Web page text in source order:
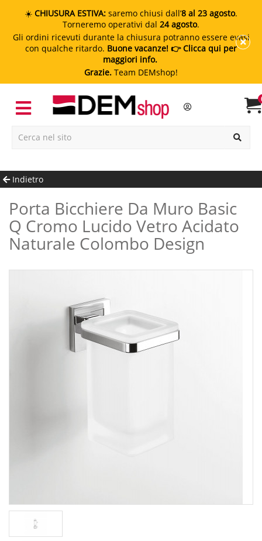
☀️ CHIUSURA ESTIVA: saremo chiusi dall’8 al 23 agosto.
Torneremo operativi dal 24 agosto.
Gli ordini ricevuti durante la chiusura potranno essere evasi
con qualche ritardo. Buone vacanze! 👉 Clicca qui per
maggiori info.
Grazie. Team DEMshop!
Indietro
Porta Bicchiere Da Muro Basic
Q Cromo Lucido Vetro Acidato
Naturale Colombo Design